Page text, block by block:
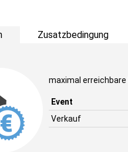
Zusatzbedingung
maximal erreichbare
Event
Verkauf